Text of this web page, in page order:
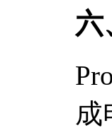
六
成